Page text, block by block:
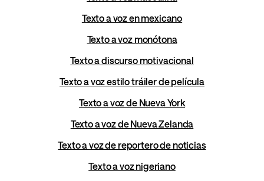
Texto a voz en mexicano
Texto a voz monótona
Texto a discurso motivacional
Texto a voz estilo tráiler de película
Texto a voz de Nueva York
Texto a voz de Nueva Zelanda
Texto a voz de reportero de noticias
Texto a voz nigeriano